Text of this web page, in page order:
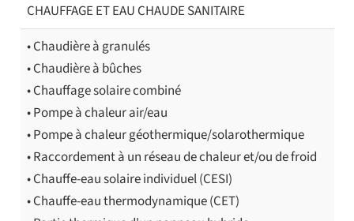
CHAUFFAGE ET EAU CHAUDE SANITAIRE
• Chaudière à granulés
• Chaudière à bûches
• Chauffage solaire combiné
• Pompe à chaleur air/eau
• Pompe à chaleur géothermique/solarothermique
• Raccordement à un réseau de chaleur et/ou de froid
• Chauffe-eau solaire individuel (CESI)
• Chauffe-eau thermodynamique (CET)